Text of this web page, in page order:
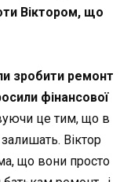
Віктором, що
зробити ремонт
фінансової
це тим, що в
Віктор
що вони просто